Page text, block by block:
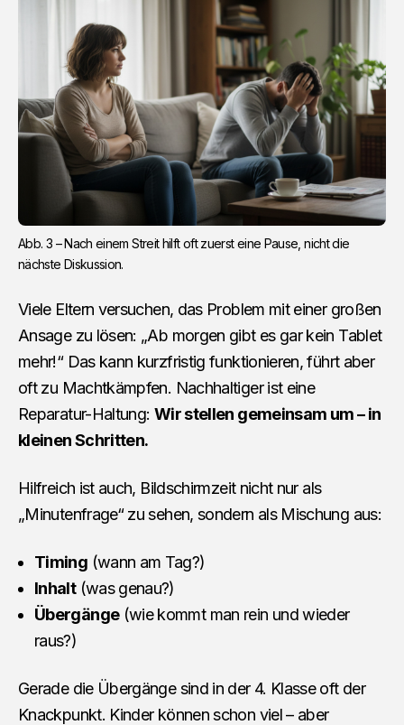
Abb. 3 – Nach einem Streit hilft oft zuerst eine Pause, nicht die
nächste Diskussion.
Viele Eltern versuchen, das Problem mit einer großen
Ansage zu lösen: „Ab morgen gibt es gar kein Tablet
mehr!“ Das kann kurzfristig funktionieren, führt aber
oft zu Machtkämpfen. Nachhaltiger ist eine
Reparatur-Haltung: Wir stellen gemeinsam um – in
kleinen Schritten.
Hilfreich ist auch, Bildschirmzeit nicht nur als
„Minutenfrage“ zu sehen, sondern als Mischung aus:
Timing (wann am Tag?)
Inhalt(was genau?)
Übergänge(wie kommt man rein und wieder
raus?)
Gerade die Übergänge sind in der 4. Klasse oft der
Knackpunkt. Kinder können schon viel – aber